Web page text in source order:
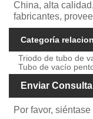
China, alta
fabricantes,
Categoría
Triodo de tubo de
Tubo de vacío
Enviar Consulta
Por favor,